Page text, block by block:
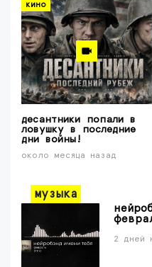
кино
десантники попали в
ловушку в последние
дни войны!
около месяца назад
музыка
2 дней